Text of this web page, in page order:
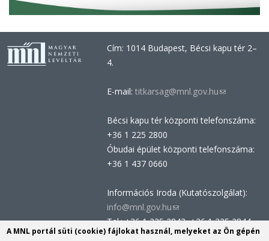
Cím: 1014 Budapest, Bécsi kapu tér 2–
4.
E-mail: titkarsag@mnl.gov.hu(link
e-
Bécsi kapu tér központi telefonszáma:
+36 1 225 2800
Óbudai épület központi telefonszáma:
+36 1 437 0660
Információs Iroda (Kutatószolgálat):
info@mnl.gov.hu(link
sends
e-
Tel.: +36 1 225 2843, +36 1 225 2844
Postacím: 1014 Budapest, Bécsi kapu
A MNL portál süti (cookie) fájlokat használ, melyeket az Ön gépén